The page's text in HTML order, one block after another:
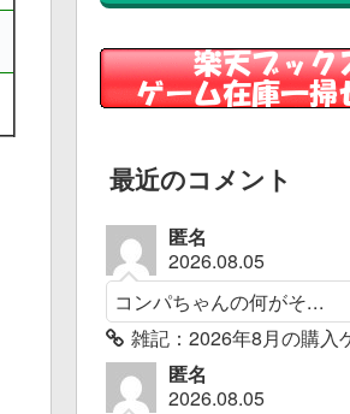
最近のコメント
匿名
2026.08.05
コンパちゃんの何がそ...
雑記：2026年8月の購入
匿名
2026.08.05